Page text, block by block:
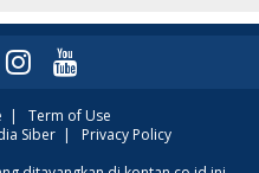
| Term of Use
Siber| Privacy Policy